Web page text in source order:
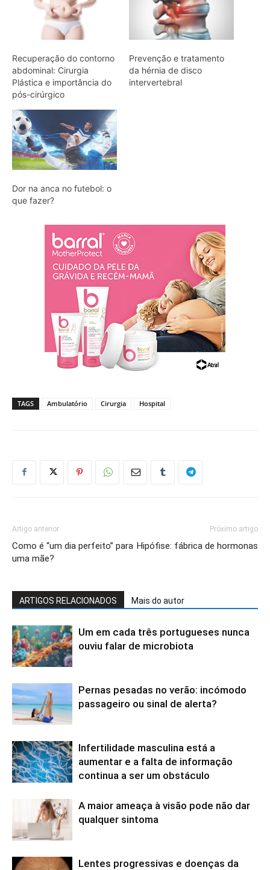
Recuperação do contorno
abdominal: Cirurgia
Plástica e importância do
pós-cirúrgico
Prevenção e tratamento
da hérnia de disco
intervertebral
Dor na anca no futebol: o
que fazer?
TAGS Ambulatório Cirurgia Hospital
Artigo anterior
Como é “um dia perfeito” para
uma mãe?
Próximo artigo
Hipófise: fábrica de hormonas
ARTIGOS RELACIONADOS Mais do autor
Um em cada três portugueses nunca
ouviu falar de microbiota
Pernas pesadas no verão: incómodo
passageiro ou sinal de alerta?
Infertilidade masculina está a
aumentar e a falta de informação
continua a ser um obstáculo
A maior ameaça à visão pode não dar
qualquer sintoma
Lentes progressivas e doenças da